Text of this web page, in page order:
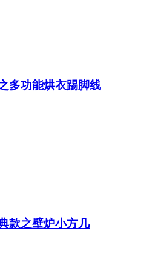
多功能烘衣踢脚线
款之壁炉小方几